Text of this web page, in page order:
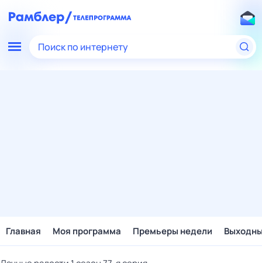
Поиск по интернету
Главная Моя программа Премьеры недели